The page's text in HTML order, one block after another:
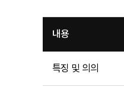
내용
특징 및 의의